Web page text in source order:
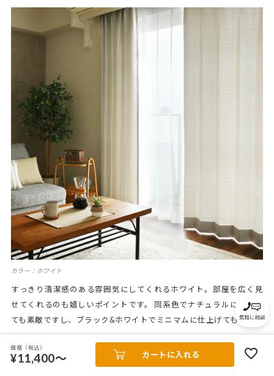
カラー：ホワイト
すっきり清潔感のある雰囲気にしてくれるホワイト。部屋を広く見
せてくれるのも嬉しいポイントです。 同系色でナチュラルにまとめ
ても素敵ですし、ブラック&ホワイトでミニマムに仕上げても◎。
ほんのり明るい遮光3級
価格（税込）
¥11,400～ カートに入れる